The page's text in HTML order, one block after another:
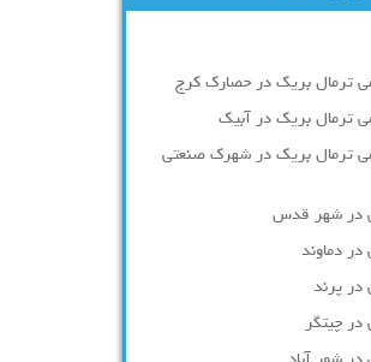
ترمال بریک در حصارک کرج
ترمال بریک در آبیک
ترمال بریک در شهرک صنعتی
در شهر قدس
در دماوند
در پرند
در چیتگر